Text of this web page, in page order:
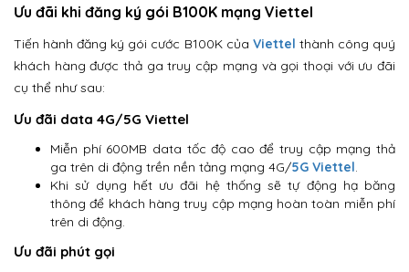
Ưu đãi khi đăng ký gói B100K mạng Viettel
Tiến hành đăng ký gói cước B100K của Viettel thành công quý
khách hàng được thả ga truy cập mạng và gọi thoại với ưu đãi
cụ thể như sau:
Ưu đãi data 4G/5G Viettel
Miễn phí 600MB data tốc độ cao để truy cập mạng thả
ga trên di động trền nền tảng mạng 4G/5G Viettel.
Khi sử dụng hết ưu đãi hệ thống sẽ tự động hạ băng
thông để khách hàng truy cập mạng hoàn toàn miễn phí
trên di động.
Ưu đãi phút gọi